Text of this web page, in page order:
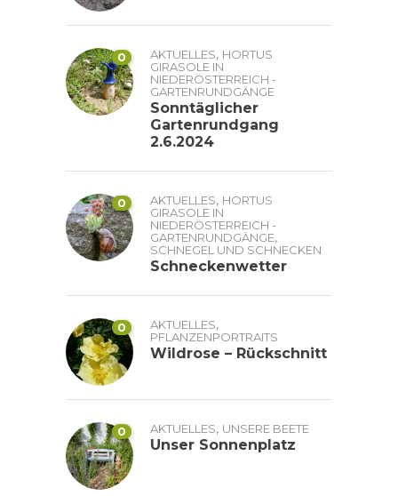
0 AKTUELLES, HORTUS
GIRASOLE IN
NIEDERÖSTERREICH -
GARTENRUNDGÄNGE
Sonntäglicher
Gartenrundgang
2.6.2024
0 AKTUELLES, HORTUS
GIRASOLE IN
NIEDERÖSTERREICH -
GARTENRUNDGÄNGE,
SCHNEGEL UND SCHNECKEN
Schneckenwetter
0 AKTUELLES,
PFLANZENPORTRAITS
Wildrose – Rückschnitt
0 AKTUELLES, UNSERE BEETE
Unser Sonnenplatz